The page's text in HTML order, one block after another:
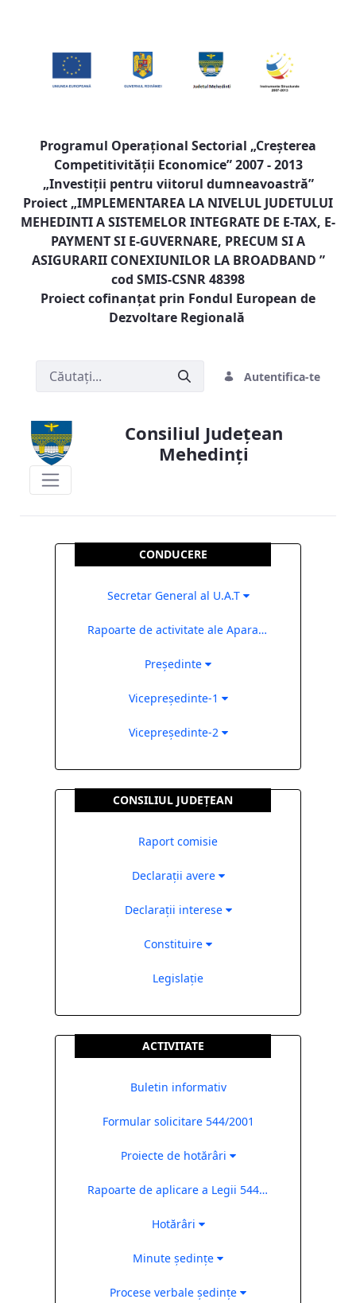
Programul Operaţional Sectorial „Creşterea
Competitivităţii Economice” 2007 - 2013
„Investiţii pentru viitorul dumneavoastră”
Proiect „IMPLEMENTAREA LA NIVELUL JUDETULUI
MEHEDINTI A SISTEMELOR INTEGRATE DE E-TAX, E-
PAYMENT SI E-GUVERNARE, PRECUM SI A
ASIGURARII CONEXIUNILOR LA BROADBAND ”
cod SMIS-CSNR 48398
Proiect cofinanţat prin Fondul European de
Dezvoltare Regională
Autentifica-te
Consiliul Județean
Mehedinți
CONDUCERE
Secretar General al U.A.T
Rapoarte de activitate ale Aparatului de Specialitate al Consiliului Județean Mehedinți
Președinte
Vicepreședinte-1
Vicepreședinte-2
CONSILIUL JUDEȚEAN
Raport comisie
Declarații avere
Declarații interese
Constituire
Legislație
ACTIVITATE
Buletin informativ
Formular solicitare 544/2001
Proiecte de hotărâri
Rapoarte de aplicare a Legii 544/2001
Hotărâri
Minute ședințe
Procese verbale ședințe